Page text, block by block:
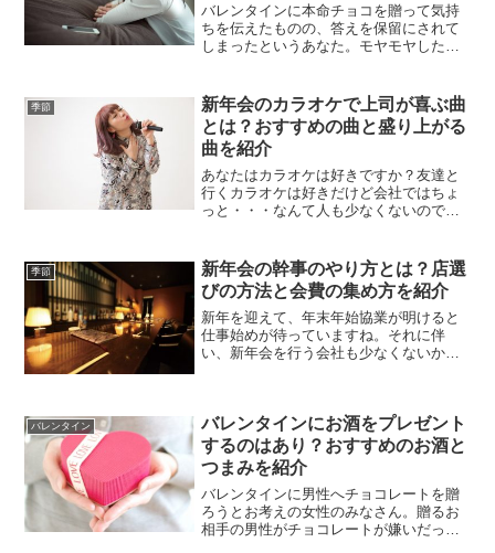
バレンタインに本命チョコを贈って気持
ちを伝えたものの、答えを保留にされて
しまったというあなた。モヤモヤした気
デーまでどうやって過ごせばいいのか？
告白の答えを保留にした男...
季節
新年会のカラオケで上司が喜ぶ曲
とは？おすすめの曲と盛り上がる
曲を紹介
あなたはカラオケは好きですか？友達と
行くカラオケは好きだけど会社ではちょ
っと・・・なんて人も少なくないのでは
会はカラオケなんてこともありますよ
ね。しかし、上司もいるカラ...
季節
新年会の幹事のやり方とは？店選
びの方法と会費の集め方を紹介
新年を迎えて、年末年始協業が明けると
仕事始めが待っていますね。それに伴
い、新年会を行う会社も少なくないかと
ってここにたどり着いたので...
バレンタイン
バレンタインにお酒をプレゼント
するのはあり？おすすめのお酒と
つまみを紹介
バレンタインに男性へチョコレートを贈
ろうとお考えの女性のみなさん。贈るお
相手の男性がチョコレートが嫌いだった